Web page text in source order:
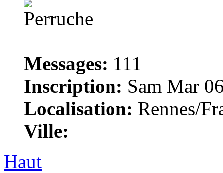
Messages: 111
Inscription: Sam Mar
Localisation: Rennes/
Ville:
Haut